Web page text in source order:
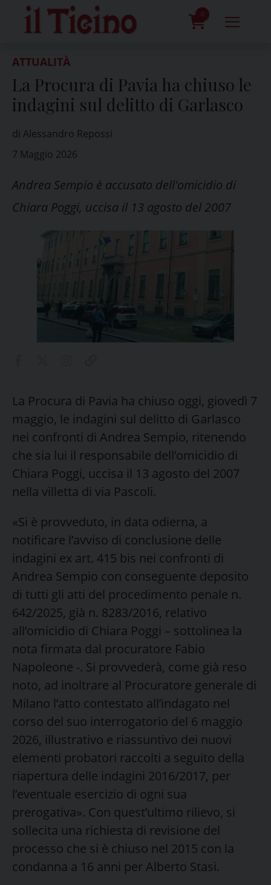
content
0
ATTUALITÀ
La Procura di Pavia ha chiuso le
indagini sul delitto di Garlasco
di Alessandro Repossi
7 Maggio 2026
Andrea Sempio è accusato dell'omicidio di
Chiara Poggi, uccisa il 13 agosto del 2007
La Procura di Pavia ha chiuso oggi, giovedì 7
maggio, le indagini sul delitto di Garlasco
nei confronti di Andrea Sempio, ritenendo
che sia lui il responsabile dell’omicidio di
Chiara Poggi, uccisa il 13 agosto del 2007
nella villetta di via Pascoli.
«Si è provveduto, in data odierna, a
notificare l’avviso di conclusione delle
indagini ex art. 415 bis nei confronti di
Andrea Sempio con conseguente deposito
di tutti gli atti del procedimento penale n.
642/2025, già n. 8283/2016, relativo
all’omicidio di Chiara Poggi – sottolinea la
nota firmata dal procuratore Fabio
Napoleone -. Si provvederà, come già reso
noto, ad inoltrare al Procuratore generale di
Milano l’atto contestato all’indagato nel
corso del suo interrogatorio del 6 maggio
2026, illustrativo e riassuntivo dei nuovi
elementi probatori raccolti a seguito della
riapertura delle indagini 2016/2017, per
l’eventuale esercizio di ogni sua
prerogativa». Con quest’ultimo rilievo, si
sollecita una richiesta di revisione del
processo che si è chiuso nel 2015 con la
condanna a 16 anni per Alberto Stasi.